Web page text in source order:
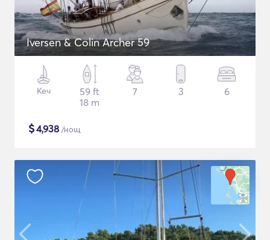
Iversen & Colin Archer 59
Кеч
59 ft
18 m
7 3 6
$4,938 /нощ